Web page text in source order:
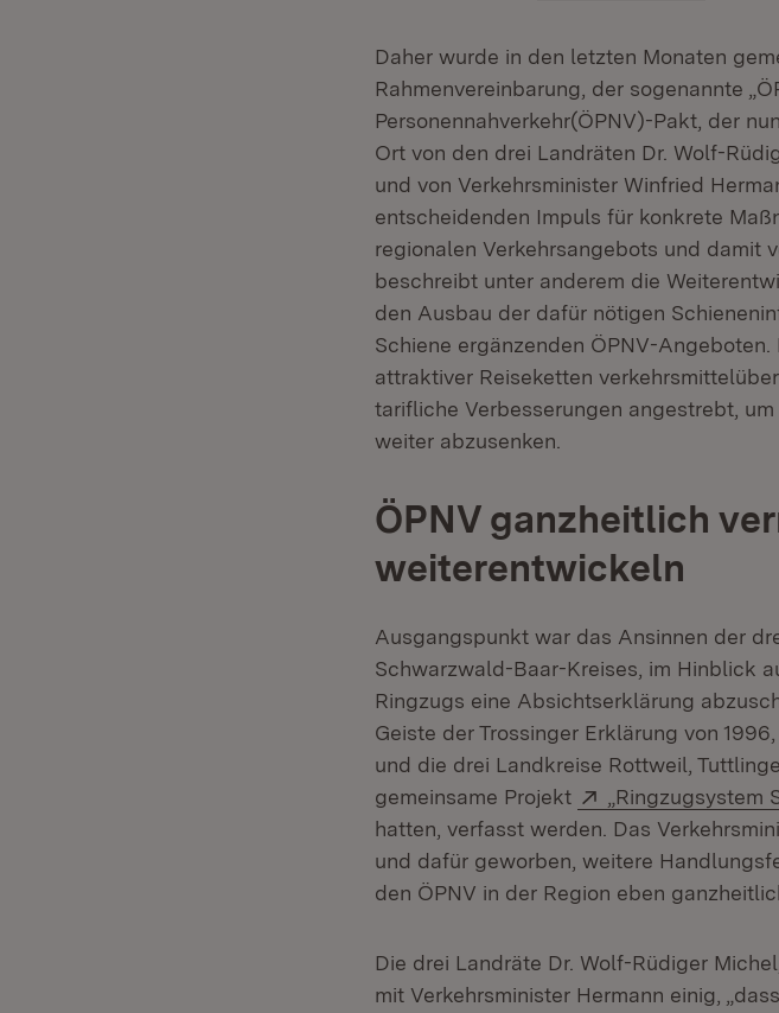
Daher wurde in den letzten Monaten
Rahmenvereinbarung, der sogenannte
Personennahverkehr(ÖPNV)-Pakt, der
Ort von den drei Landräten Dr. Wolf-
und von Verkehrsminister Winfried
entscheidenden Impuls für konkrete
regionalen Verkehrsangebots und damit
beschreibt unter anderem die
den Ausbau der dafür nötigen
Schiene ergänzenden ÖPNV-
attraktiver Reiseketten
tarifliche Verbesserungen angestrebt,
weiter abzusenken.
ÖPNV ganzheitlich
weiterentwickeln
Ausgangspunkt war das Ansinnen der
Schwarzwald-Baar-Kreises, im Hinblick
Ringzugs eine Absichtserklärung
Geiste der Trossinger Erklärung von
und die drei Landkreise Rottweil,
gemeinsame Projekt
Extern:
hatten, verfasst werden. Das
und dafür geworben, weitere
den ÖPNV in der Region eben
Die drei Landräte Dr. Wolf-Rüdiger
mit Verkehrsminister Hermann einig,